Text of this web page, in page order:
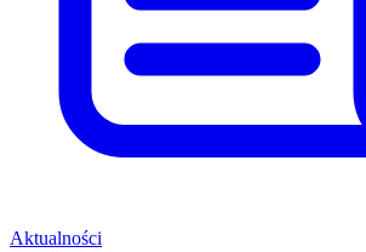
Aktualności